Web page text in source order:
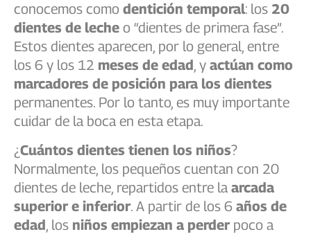
conocemos como dentición temporal: los 20
dientes de leche o “dientes de primera fase”.
Estos dientes aparecen, por lo general, entre
los 6 y los 12 meses de edad, y actúan como
marcadores de posición para los dientes
permanentes. Por lo tanto, es muy importante
cuidar de la boca en esta etapa.
¿Cuántos dientes tienen los niños?
Normalmente, los pequeños cuentan con 20
dientes de leche, repartidos entre la arcada
superior e inferior. A partir de los 6 años de
edad , los niños empiezan a perderpoco a